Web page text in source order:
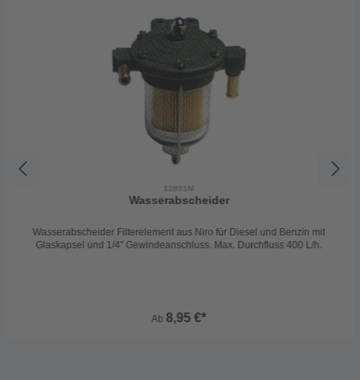
12801M
Wasserabscheider
Wasserabscheider Filterelement aus Niro für Diesel und Benzin mit
Glaskapsel und 1/4" Gewindeanschluss. Max. Durchfluss 400 L/h.
Ab 8,95 €*